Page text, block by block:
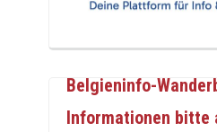
Belgieninfo-
Informationen bitte